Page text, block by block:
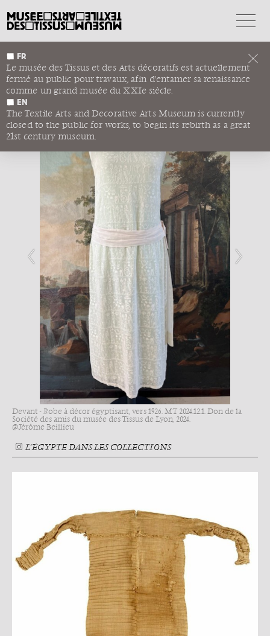
FR
Le musée des Tissus et des Arts décoratifs est actuellement
fermé au public pour travaux, afin d'entamer sa renaissance
comme un grand musée du XXIe siècle.
EN
The Textile Arts and Decorative Arts Museum is currently
closed to the public for works, to begin its rebirth as a great
21st century museum.
ROBE BRODÉE
ÉGYPTOMANIE
Devant - Robe à décor égyptisant, vers 1926. MT 2024.12.1. Don de la
Société des amis du musée des Tissus de Lyon, 2024.
@Jérôme Beillieu
L’ÉGYPTE DANS LES COLLECTIONS